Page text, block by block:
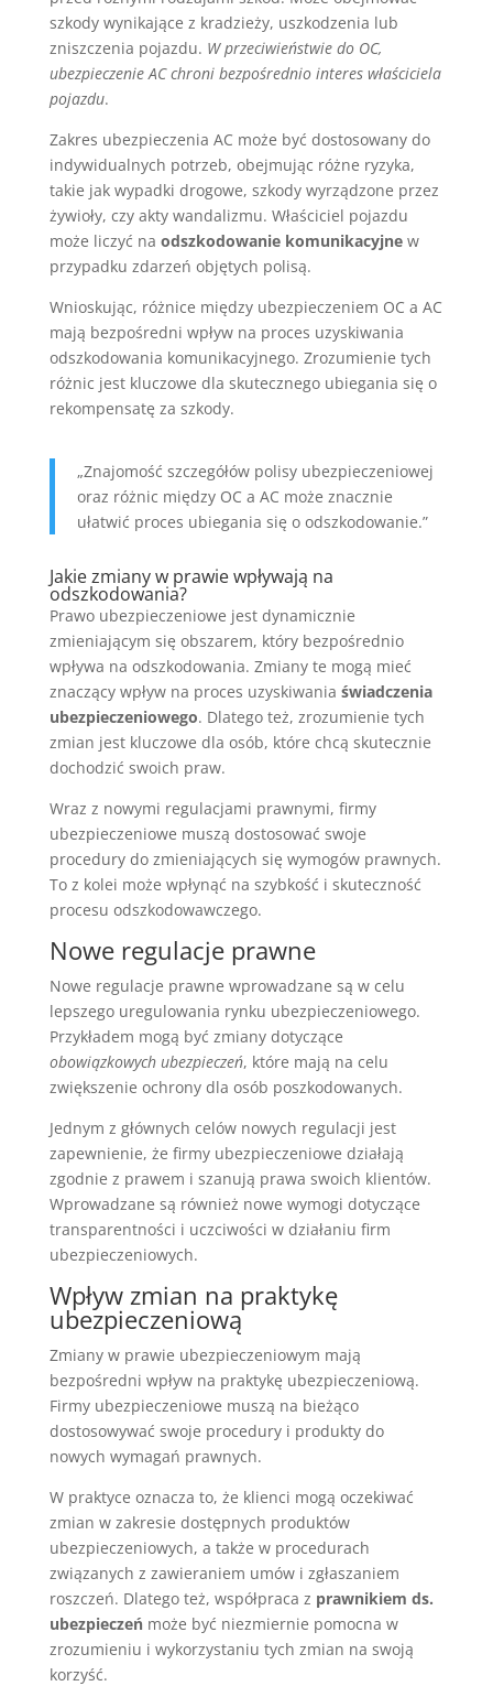
szkody wynikające z kradzieży, uszkodzenia lub
zniszczenia pojazdu. W przeciwieństwie do OC,
ubezpieczenie AC chroni bezpośrednio interes właściciela
pojazdu.
Zakres ubezpieczenia AC może być dostosowany do
indywidualnych potrzeb, obejmując różne ryzyka,
takie jak wypadki drogowe, szkody wyrządzone przez
żywioły, czy akty wandalizmu. Właściciel pojazdu
może liczyć na odszkodowanie komunikacyjnew
przypadku zdarzeń objętych polisą.
Wnioskując, różnice między ubezpieczeniem OC a AC
mają bezpośredni wpływ na proces uzyskiwania
odszkodowania komunikacyjnego. Zrozumienie tych
różnic jest kluczowe dla skutecznego ubiegania się o
rekompensatę za szkody.
„Znajomość szczegółów polisy ubezpieczeniowej
oraz różnic między OC a AC może znacznie
ułatwić proces ubiegania się o odszkodowanie.”
Jakie zmiany w prawie wpływają na
odszkodowania?
Prawo ubezpieczeniowe jest dynamicznie
zmieniającym się obszarem, który bezpośrednio
wpływa na odszkodowania. Zmiany te mogą mieć
znaczący wpływ na proces uzyskiwania świadczenia
ubezpieczeniowego. Dlatego też, zrozumienie tych
zmian jest kluczowe dla osób, które chcą skutecznie
dochodzić swoich praw.
Wraz z nowymi regulacjami prawnymi, firmy
ubezpieczeniowe muszą dostosować swoje
procedury do zmieniających się wymogów prawnych.
To z kolei może wpłynąć na szybkość i skuteczność
procesu odszkodowawczego.
Nowe regulacje prawne
Nowe regulacje prawne wprowadzane są w celu
lepszego uregulowania rynku ubezpieczeniowego.
Przykładem mogą być zmiany dotyczące
obowiązkowych ubezpieczeń, które mają na celu
zwiększenie ochrony dla osób poszkodowanych.
Jednym z głównych celów nowych regulacji jest
zapewnienie, że firmy ubezpieczeniowe działają
zgodnie z prawem i szanują prawa swoich klientów.
Wprowadzane są również nowe wymogi dotyczące
transparentności i uczciwości w działaniu firm
ubezpieczeniowych.
Wpływ zmian na praktykę
ubezpieczeniową
Zmiany w prawie ubezpieczeniowym mają
bezpośredni wpływ na praktykę ubezpieczeniową.
Firmy ubezpieczeniowe muszą na bieżąco
dostosowywać swoje procedury i produkty do
nowych wymagań prawnych.
W praktyce oznacza to, że klienci mogą oczekiwać
zmian w zakresie dostępnych produktów
ubezpieczeniowych, a także w procedurach
związanych z zawieraniem umów i zgłaszaniem
roszczeń. Dlatego też, współpraca z prawnikiem ds.
ubezpieczeńmoże być niezmiernie pomocna w
zrozumieniu i wykorzystaniu tych zmian na swoją
korzyść.